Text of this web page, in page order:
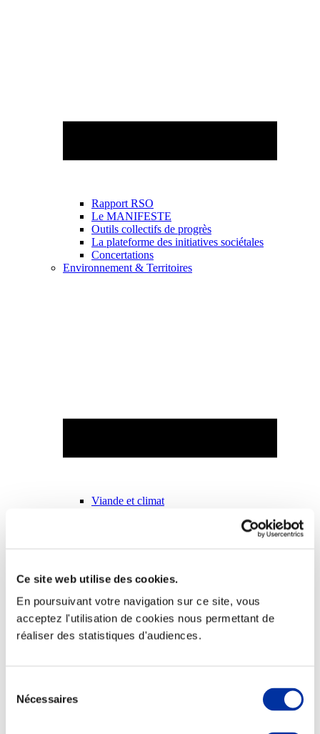
Ce site web utilise des cookies.
En poursuivant votre navigation sur ce site, vous
acceptez l'utilisation de cookies nous permettant de
réaliser des statistiques d'audiences.
Nécessaires
Rapport RSO
Le MANIFESTE
Outils collectifs de progrès
La plateforme des initiatives sociétales
Concertations
Environnement & Territoires
Viande et climat
Bien-être, Protection et Santé des animaux